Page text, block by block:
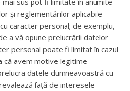
sus pot fi limitate în anumite
și reglementărilor aplicabile
caracter personal; de exemplu,
a vă opune prelucrării datelor
personal poate fi limitat în cazul
că avem motive legitime
datele dumneavoastră cu
față de interesele